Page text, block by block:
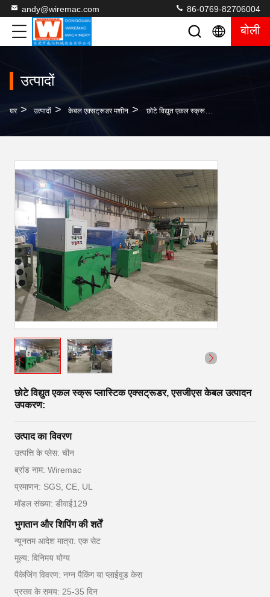
andy@wiremac.com 86-0769-82706004
बोली
उत्पादों
घर > उत्पादों > केबल एक्सट्रूडर मशीन > छोटे विद्युत एकल स्क्रू प्लास्टिक एक्सट्रूडर, एसजीएस केबल उत्पादन उपकरण:
छोटे विद्युत एकल स्क्रू प्लास्टिक एक्सट्रूडर, एसजीएस केबल उत्पादन
उपकरण:
उत्पाद का विवरण
उत्पत्ति के प्लेस: चीन
ब्रांड नाम: Wiremac
प्रमाणन: SGS, CE, UL
मॉडल संख्या: डीवाई129
भुगतान और शिपिंग की शर्तें
न्यूनतम आदेश मात्रा: एक सेट
मूल्य: विनिमय योग्य
पैकेजिंग विवरण: नग्न पैकिंग या प्लाईवुड केस
प्रसव के समय: 25-35 दिन